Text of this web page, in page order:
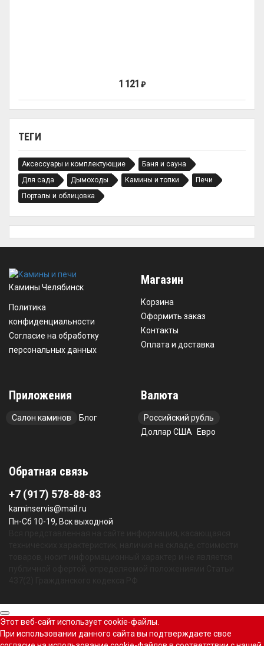
ТЕГИ
Аксессуары и комплектующие
Баня и сауна
Для сада
Дымоходы Камины и топки
Печи
Порталы и облицовка
1 121 ₽
Камины Челябинск
Политика
конфиденциальности
Согласие на обработку
персональных данных
Магазин
Корзина
Оформить заказ
Контакты
Оплата и доставка
Приложения
Салон каминов Блог
Валюта
Российский рубль
Доллар США
Евро
Обратная связь
+7 (917) 578-88-83
kaminservis@mail.ru
Пн-Сб 10-19, Вск выходной
Этот веб-сайт использует cookie-файлы.
При использовании данного сайта вы подтверждаете свое